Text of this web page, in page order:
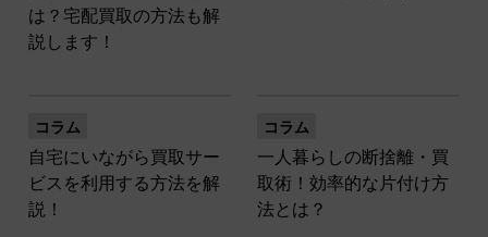
は？宅配買取の方法も解
説します！
コラム
自宅にいながら買取サー
ビスを利用する方法を解
説！
コラム
一人暮らしの断捨離・買
取術！効率的な片付け方
法とは？